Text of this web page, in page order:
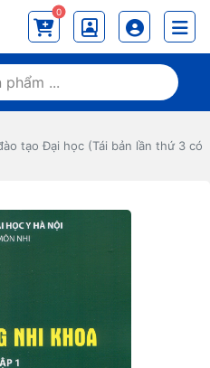
0
tạo Đại học (Tái bản lần thứ 3 có